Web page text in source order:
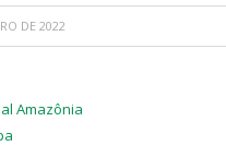
DE 2022
Amazônia